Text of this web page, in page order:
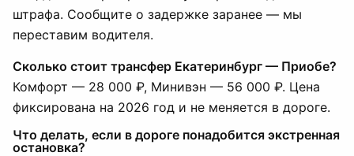
штрафа. Сообщите о задержке заранее — мы
переставим водителя.
Сколько стоит трансфер Екатеринбург — Приобе?
Комфорт — 28 000 ₽, Минивэн — 56 000 ₽. Цена
фиксирована на 2026 год и не меняется в дороге.
Что делать, если в дороге понадобится экстренная
остановка?